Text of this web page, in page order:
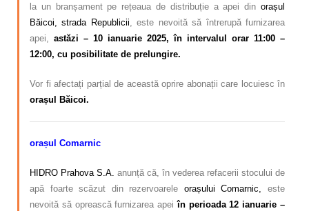
la un branșament pe rețeaua de distribuție a apei din orașul
Băicoi, strada Republicii , este nevoită să întrerupă furnizarea
apei, astăzi – 10 ianuarie 2025, în intervalul orar 11:00 –
12:00, cu posibilitate de prelungire.
Vor fi afectați parțial de această oprire abonații care locuiesc în
orașul Băicoi.
orașul Comarnic
HIDRO Prahova S.A. anunță că, în vederea refacerii stocului de
apă foarte scăzut din rezervoarele orașului Comarnic, este
nevoită să oprească furnizarea apeiîn perioada 12 ianuarie –